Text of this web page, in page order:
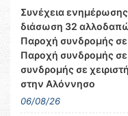
Συνέχεια
διάσωση 32
Παροχή συνδρομής
Παροχή συνδρομής
συνδρομής σε
στην Αλόννησο
06/08/26